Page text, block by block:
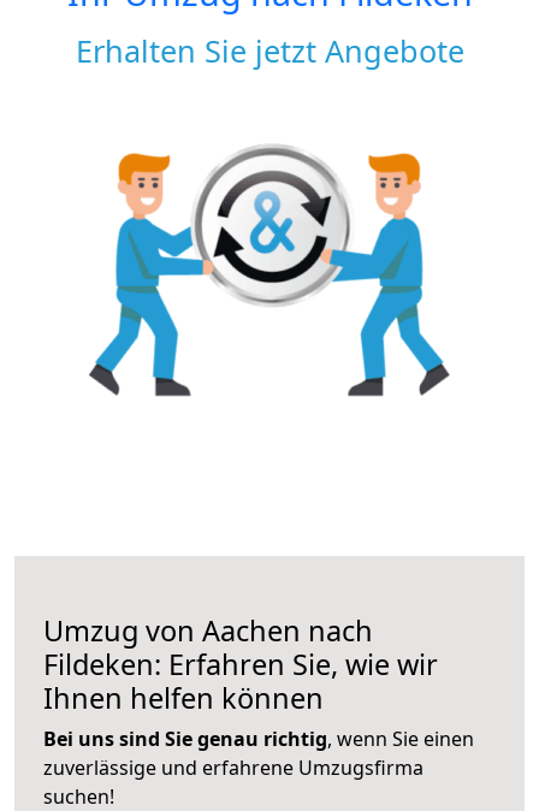
Erhalten Sie jetzt Angebote
Umzug von Aachen nach
Fildeken: Erfahren Sie, wie wir
Ihnen helfen können
Bei uns sind Sie genau richtig, wenn Sie einen
zuverlässige und erfahrene Umzugsfirma
suchen!